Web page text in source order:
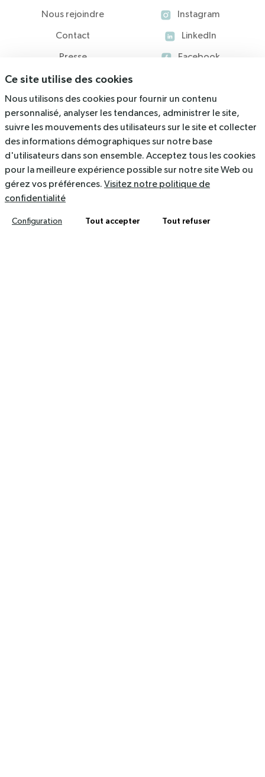
Nous rejoindre
Contact
Presse
Blog
Ressources
Instagram
LinkedIn
Facebook
536 Rue du Rajol, 34130 Mauguio
contact@arkolia.com
Mentions légales
Ce site utilise des cookies
Nous utilisons des cookies pour fournir un contenu
personnalisé, analyser les tendances, administrer le site,
suivre les mouvements des utilisateurs sur le site et collecter
des informations démographiques sur notre base
d'utilisateurs dans son ensemble. Acceptez tous les cookies
pour la meilleure expérience possible sur notre site Web ou
gérez vos préférences. Visitez notre politique de
confidentialité
Configuration Tout accepter Tout refuser